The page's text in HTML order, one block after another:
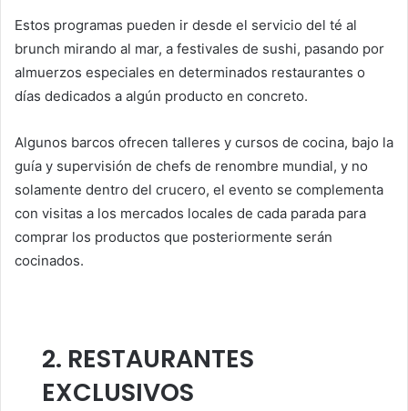
Estos programas pueden ir desde el servicio del té al
brunch mirando al mar, a festivales de sushi, pasando por
almuerzos especiales en determinados restaurantes o
días dedicados a algún producto en concreto.
Algunos barcos ofrecen talleres y cursos de cocina, bajo la
guía y supervisión de chefs de renombre mundial, y no
solamente dentro del crucero, el evento se complementa
con visitas a los mercados locales de cada parada para
comprar los productos que posteriormente serán
cocinados.
2. RESTAURANTES
EXCLUSIVOS